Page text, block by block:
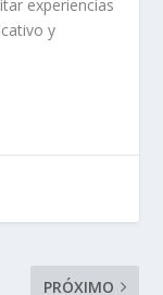
experiencias
y
PRÓXIMO